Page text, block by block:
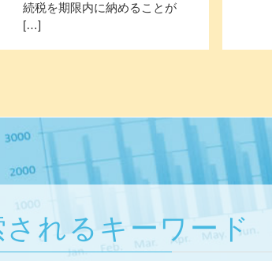
続税を期限内に納めることが
[…]
されるキーワード